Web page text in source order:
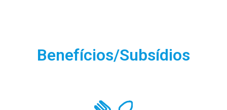
Benefícios/Subsídios